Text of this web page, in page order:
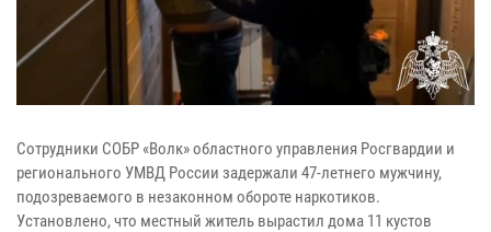
Сотрудники СОБР «Волк» областного управления Росгвардии и
регионального УМВД России задержали 47-летнего мужчину,
подозреваемого в незаконном обороте наркотиков.
Установлено, что местный житель вырастил дома 11 кустов